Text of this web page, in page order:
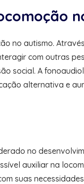
no autismo.
com outras
social. A
alternativa e
no
auxiliar na
suas